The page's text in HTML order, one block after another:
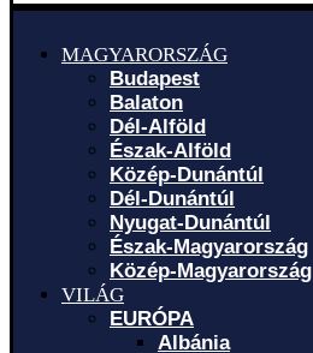
MAGYARORSZÁG
Budapest
Balaton
Dél-Alföld
Észak-Alföld
Közép-Dunántúl
Dél-Dunántúl
Nyugat-Dunántúl
Észak-Magyarország
Közép-Magyarország
VILÁG
EURÓPA
Albánia